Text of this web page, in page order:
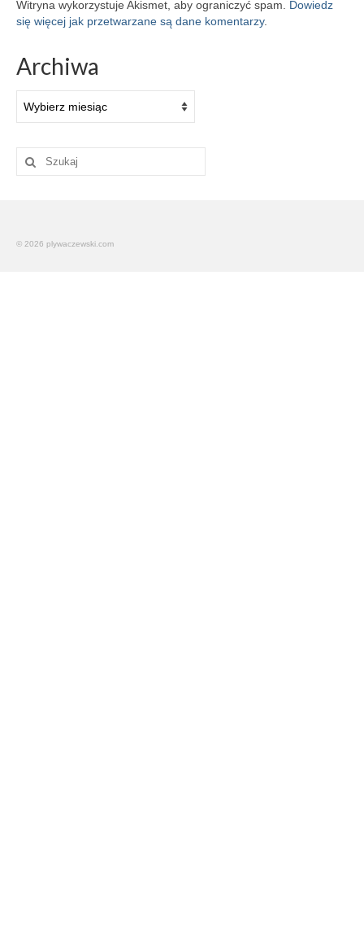
Witryna wykorzystuje Akismet, aby ograniczyć spam. Dowiedz
się więcej jak przetwarzane są dane komentarzy.
Archiwa
Szuklaj
© 2026 plywaczewski.com